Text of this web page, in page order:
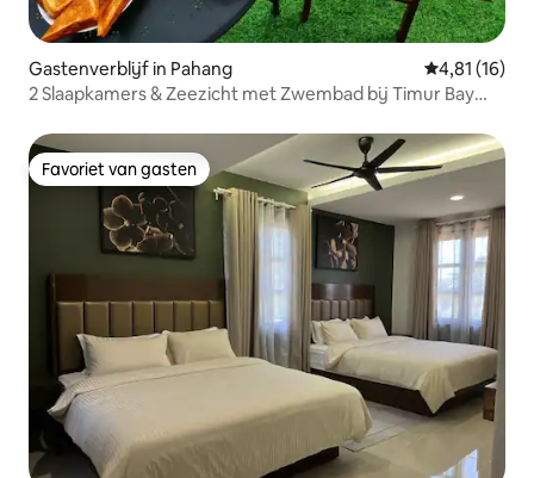
Gastenverblijf in Pahang Gemiddelde
4,81 (16)
2 Slaapkamers & Zeezicht met Zwembad bij Timur Bay
Favoriet van gasten
Favoriet van gasten